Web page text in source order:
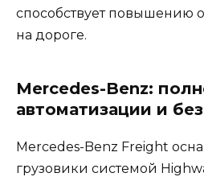
способствует повышению
на дороге.
Mercedes-Benz:
автоматизации и
Mercedes-Benz Freight
грузовики системой